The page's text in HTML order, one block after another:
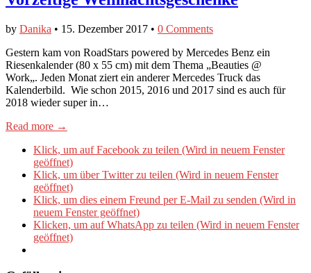
by Danika • 15. Dezember 2017 • 0 Comments
Gestern kam von RoadStars powered by Mercedes Benz ein
Riesenkalender (80 x 55 cm) mit dem Thema „Beauties @
Work„. Jeden Monat ziert ein anderer Mercedes Truck das
Kalenderbild. Wie schon 2015, 2016 und 2017 sind es auch für
2018 wieder super in…
Read more →
Klick, um auf Facebook zu teilen (Wird in neuem Fenster
geöffnet)
Klick, um über Twitter zu teilen (Wird in neuem Fenster
geöffnet)
Klick, um dies einem Freund per E-Mail zu senden (Wird in
neuem Fenster geöffnet)
Klicken, um auf WhatsApp zu teilen (Wird in neuem Fenster
geöffnet)